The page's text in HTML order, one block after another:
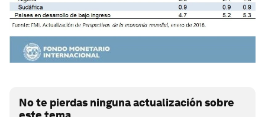
No te pierdas ninguna actualización sobre